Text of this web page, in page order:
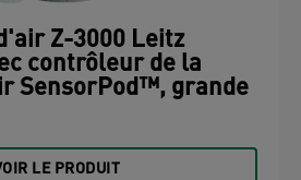
Z-3000 Leitz
contrôleur de la
SensorPod™, grande
LE PRODUIT